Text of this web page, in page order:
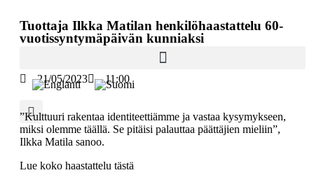
Tuottaja Ilkka Matilan henkilöhaastattelu 60-
vuotissyntymäpäivän kunniaksi
21/05/2023 11:00
”Kulttuuri rakentaa identiteettiämme ja vastaa kysymykseen,
miksi olemme täällä. Se pitäisi palauttaa päättäjien mieliin”,
Ilkka Matila sanoo.
Lue koko haastattelu tästä